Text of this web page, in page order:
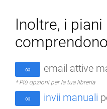
Inoltre, i
comprendono
∞ email attive
* Più opzioni per la tua libreria
∞ invii manuali